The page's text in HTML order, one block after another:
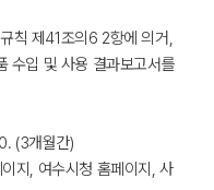
칙 제41조의6 2항에 의거,
수입 및 사용 결과보고서를
(3개월간)
지, 여수시청 홈페이지, 사